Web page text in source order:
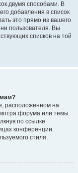
двумя способами. В
добавления в список
это прямо из вашего
пользователя. Вы
списков на той
расположенном на
форума или темы.
по ссылке
конференции.
стиля.